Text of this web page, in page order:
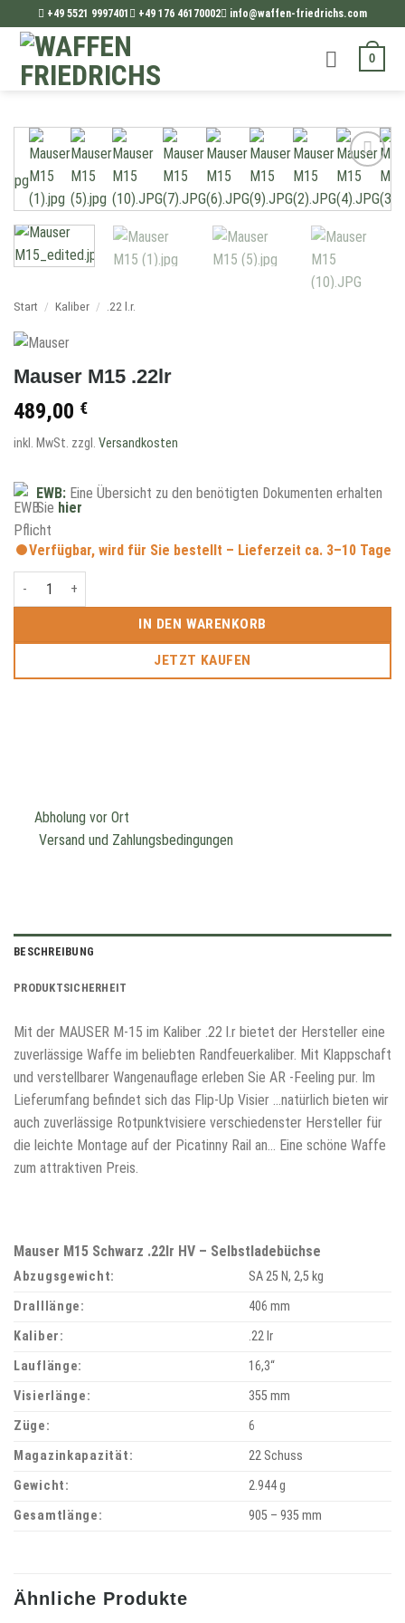
Inhalt
springen
+49 5521 9997401 +49 176 46170002 info@waffen-friedrichs.com
0
Add to
wishlist
Start / Kaliber / .22 l.r.
Mauser M15 .22lr
489,00 €
inkl. MwSt. zzgl. Versandkosten
EWB: Eine Übersicht zu den benötigten Dokumenten erhalten
Sie hier
Verfügbar, wird für Sie bestellt – Lieferzeit ca. 3–10 Tage
Mauser M15 .22lr Menge
IN DEN WARENKORB
JETZT KAUFEN
Abholung vor Ort
Versand und Zahlungsbedingungen
BESCHREIBUNG
PRODUKTSICHERHEIT
Mit der MAUSER M-15 im Kaliber .22 l.r bietet der Hersteller eine
zuverlässige Waffe im beliebten Randfeuerkaliber. Mit Klappschaft
und verstellbarer Wangenauflage erleben Sie AR -Feeling pur. Im
Lieferumfang befindet sich das Flip-Up Visier …natürlich bieten wir
auch zuverlässige Rotpunktvisiere verschiedenster Hersteller für
die leichte Montage auf der Picatinny Rail an… Eine schöne Waffe
zum attraktiven Preis.
Mauser M15 Schwarz .22lr HV – Selbstladebüchse
Abzugsgewicht:
SA 25 N, 2,5 kg
Dralllänge:
406 mm
Kaliber:
.22 lr
Lauflänge:
16,3“
Visierlänge:
355 mm
Züge:
6
Magazinkapazität:
22 Schuss
Gewicht:
2.944 g
Gesamtlänge:
905 – 935 mm
Ähnliche Produkte